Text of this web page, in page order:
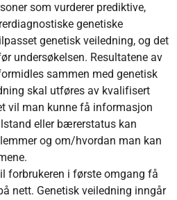
som vurderer prediktive,
genetiske
genetisk veiledning, og det
undersøkelsen. Resultatene av
sammen med genetisk
skal utføres av kvalifisert
vil man kunne få informasjon
eller bærerstatus kan
og om/hvordan man kan
forbrukeren i første omgang få
nett. Genetisk veiledning inngår